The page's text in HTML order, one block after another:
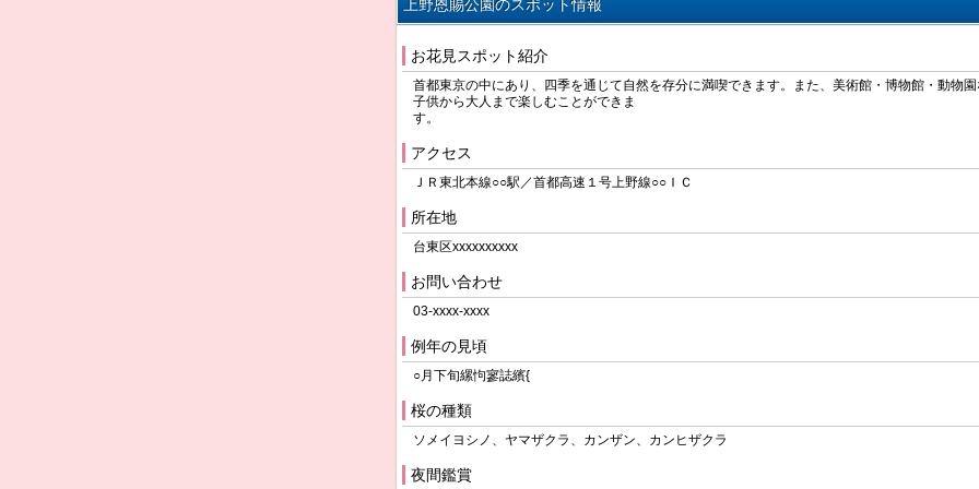
上野恩賜公園のスポット情報
お花見スポット紹介
首都東京の中にあり、四季を通じて自然を存分に満喫できます。また、美術館・博物館・動物園
子供から大人まで楽しむことができま
す。
アクセス
ＪＲ東北本線○○駅／首都高速１号上野線○○ＩＣ
所在地
台東区xxxxxxxxxx
お問い合わせ
03-xxxx-xxxx
例年の見頃
○月下旬縲怐寥誌繽{
桜の種類
ソメイヨシノ、ヤマザクラ、カンザン、カンヒザクラ
夜間鑑賞